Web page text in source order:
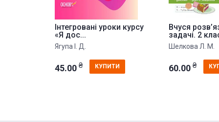
Інтегровані уроки курсу
«Я дос...
Ягупа І. Д.
45.00 ₴ КУПИТИ
Вчуся
задачі. 2
Шелкова Л. М.
60.00 ₴